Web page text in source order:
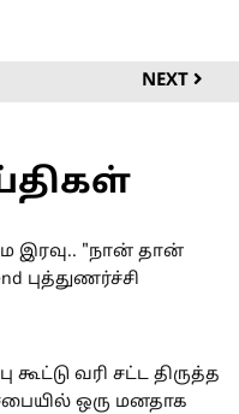
NEXT
இரவு.. "நான் தான்
புத்துணர்ச்சி
கூட்டு வரி சட்ட திருத்த
ஒரு மனதாக